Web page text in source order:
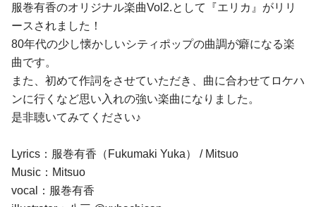
服巻有香のオリジナル楽曲Vol2.として『エリカ』がリリ
ースされました！
80年代の少し懐かしいシティポップの曲調が癖になる楽
曲です。
また、初めて作詞をさせていただき、曲に合わせてロケハ
ンに行くなど思い入れの強い楽曲になりました。
是非聴いてみてください♪
Lyrics：服巻有香（Fukumaki Yuka） / Mitsuo
Music：Mitsuo
vocal：服巻有香